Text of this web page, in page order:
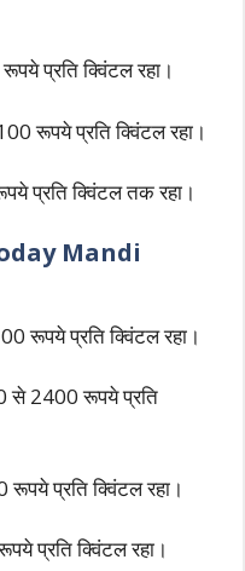
प्रति क्विंटल रहा।
रूपये प्रति क्विंटल रहा।
प्रति क्विंटल तक रहा।
Mandi
रूपये प्रति क्विंटल रहा।
से 2400 रूपये प्रति
प्रति क्विंटल रहा।
प्रति क्विंटल रहा।